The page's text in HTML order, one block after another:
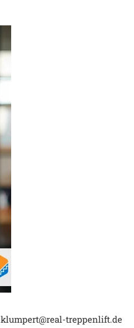
klumpert@real-treppenlift.de